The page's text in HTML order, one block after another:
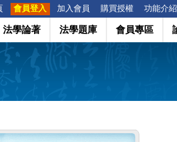
會員登入 加入會員 購買授權 功能介紹
法學論著 法學題庫 會員專區